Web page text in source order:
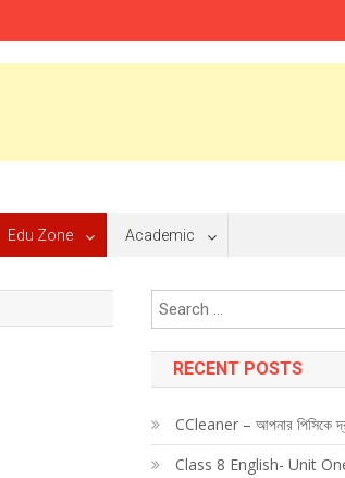
Edu Zone Academic
RECENT POSTS
CCleaner – আপনার পিসিকে
Class 8 English- Unit